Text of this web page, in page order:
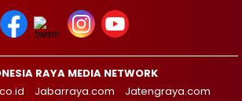
RAYA MEDIA NETWORK
Jabarraya.com
Jatengraya.com